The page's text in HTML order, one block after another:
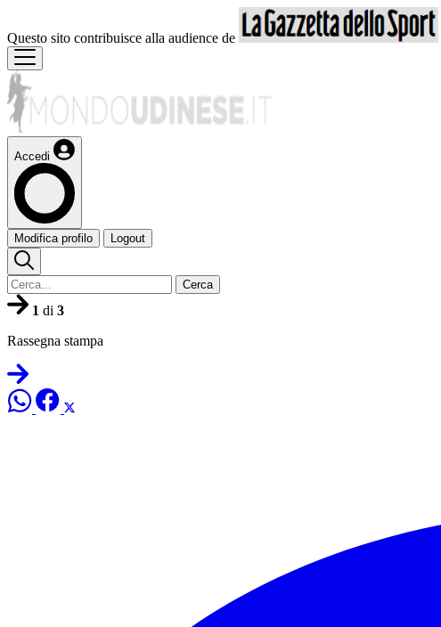
Questo sito contribuisce alla audience de
Accedi
Modifica profilo Logout
Cerca
1 di 3
Rassegna stampa